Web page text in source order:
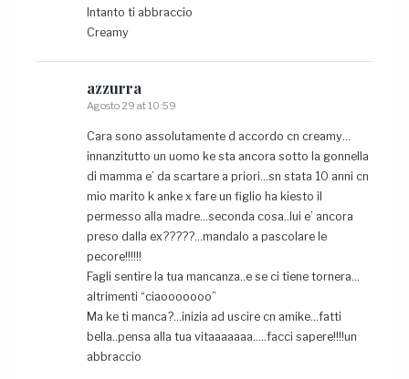
Intanto ti abbraccio
Creamy
azzurra
Agosto 29 at 10:59
Cara sono assolutamente d accordo cn creamy…
innanzitutto un uomo ke sta ancora sotto la gonnella
di mamma e’ da scartare a priori…sn stata 10 anni cn
mio marito k anke x fare un figlio ha kiesto il
permesso alla madre…seconda cosa..lui e’ ancora
preso dalla ex?????…mandalo a pascolare le
pecore!!!!!!
Fagli sentire la tua mancanza..e se ci tiene tornera…
altrimenti “ciaooooooo”
Ma ke ti manca?…inizia ad uscire cn amike…fatti
bella..pensa alla tua vitaaaaaaa…..facci sapere!!!!un
abbraccio